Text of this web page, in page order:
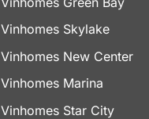
Vinhomes Skylake
Vinhomes New Center
Vinhomes Marina
Vinhomes Star City